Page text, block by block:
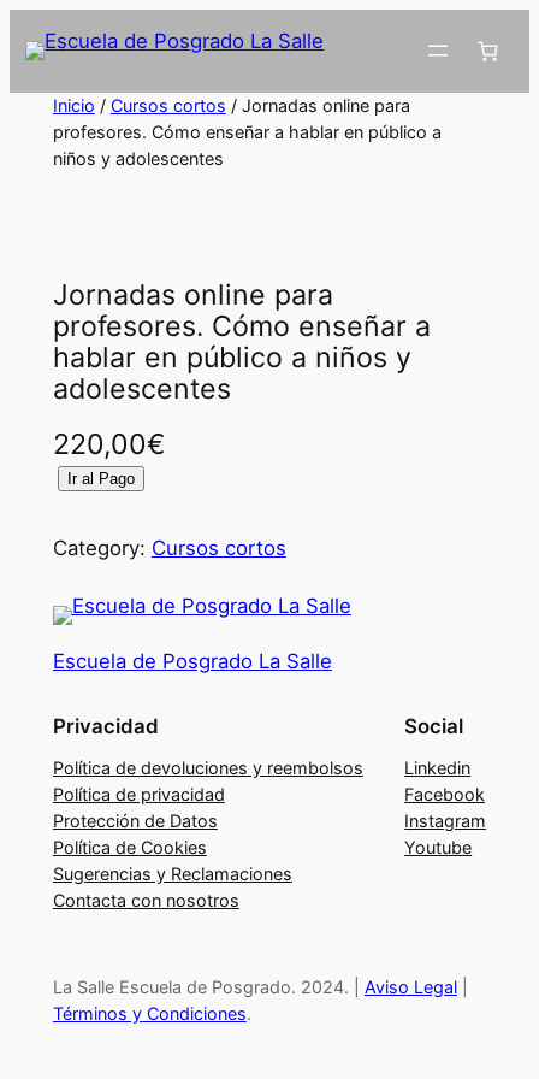
Inicio / Cursos cortos / Jornadas online para
profesores. Cómo enseñar a hablar en público a
niños y adolescentes
Jornadas online para
profesores. Cómo enseñar a
hablar en público a niños y
adolescentes
220,00€
r
a
a
o
n
l
i
n
e
r
a
Ir al Pago
Category: Cursos cortos
Escuela de Posgrado La Salle
Privacidad
Política de devoluciones y reembolsos
Política de privacidad
Protección de Datos
Política de Cookies
Sugerencias y Reclamaciones
Contacta con nosotros
Social
Linkedin
Facebook
Instagram
Youtube
La Salle Escuela de Posgrado. 2024. | Aviso Legal|
Términos y Condiciones.